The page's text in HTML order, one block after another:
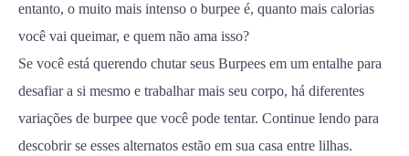
entanto, o muito mais intenso o burpee é, quanto mais calorias
você vai queimar, e quem não ama isso?
Se você está querendo chutar seus Burpees em um entalhe para
desafiar a si mesmo e trabalhar mais seu corpo, há diferentes
variações de burpee que você pode tentar. Continue lendo para
descobrir se esses alternatos estão em sua casa entre lilhas.